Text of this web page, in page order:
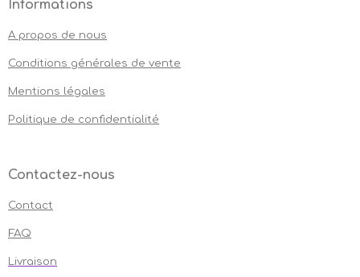
Informations
A propos de nous
Conditions générales de vente
Mentions légales
Politique de confidentialité
Contactez-nous
Contact
FAQ
Livraison